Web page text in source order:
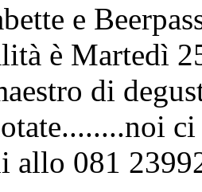
e
è Martedì
di
allo 081